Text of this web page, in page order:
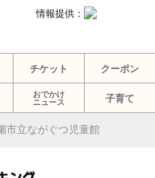
情報提供：
チケット クーポン
おでかけ
ニュース
子育て
市立ながぐつ児童館